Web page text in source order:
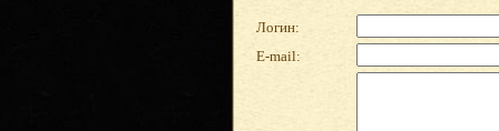
Логин:
E-mail: